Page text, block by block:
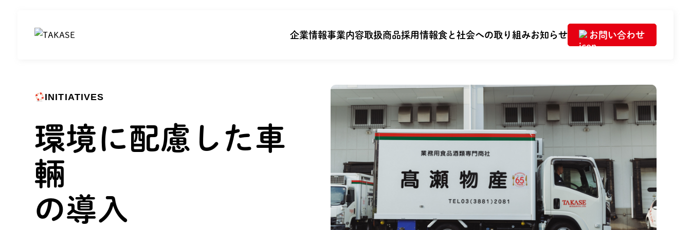
企業情報事業内容取扱商品採用情報食と社会への取り組みお知らせ お問い合わせ
INITIATIVES
環境に配慮した車
輛
の導入